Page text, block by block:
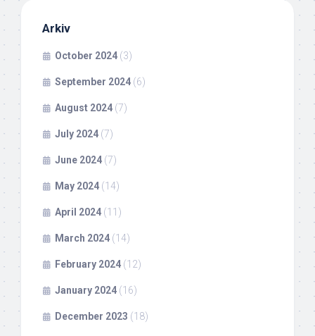
Arkiv
October 2024 (3)
September 2024 (6)
August 2024 (7)
July 2024 (7)
June 2024 (7)
May 2024 (14)
April 2024 (11)
March 2024 (14)
February 2024 (12)
January 2024 (16)
December 2023 (18)